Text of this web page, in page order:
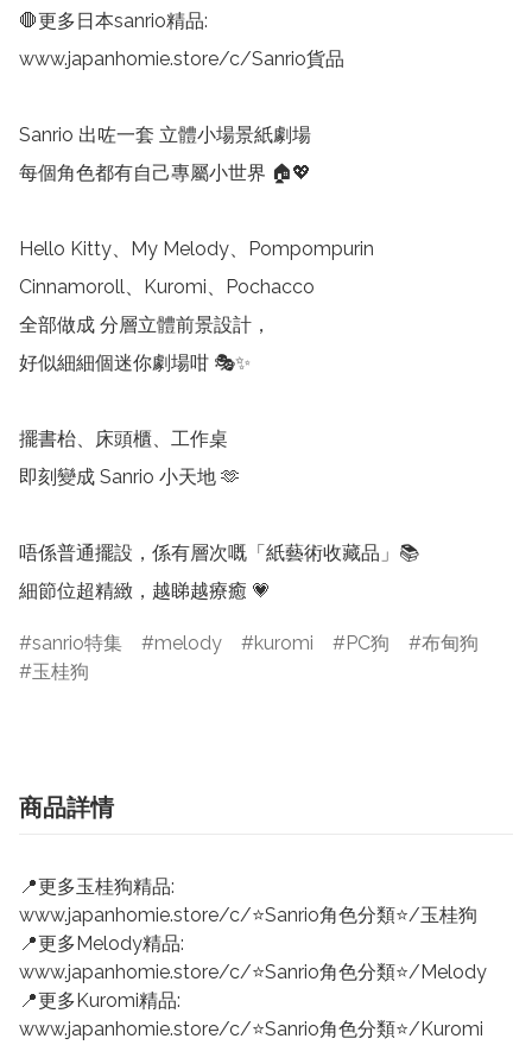
🛑更多日本sanrio精品:
www.japanhomie.store/c/Sanrio貨品
Sanrio 出咗一套 立體小場景紙劇場
每個角色都有自己專屬小世界 🏠💖
Hello Kitty、My Melody、Pompompurin
Cinnamoroll、Kuromi、Pochacco
全部做成 分層立體前景設計，
好似細細個迷你劇場咁 🎭✨
擺書枱、床頭櫃、工作桌
即刻變成 Sanrio 小天地 🫶
唔係普通擺設，係有層次嘅「紙藝術收藏品」📚
sanrio特集 melody kuromi PC狗
布甸狗
玉桂狗
商品詳情
📍更多玉桂狗精品:
www.japanhomie.store/c/⭐Sanrio角色分類⭐/玉桂狗
📍更多Melody精品:
www.japanhomie.store/c/⭐Sanrio角色分類⭐/Melody
📍更多Kuromi精品:
www.japanhomie.store/c/⭐Sanrio角色分類⭐/Kuromi